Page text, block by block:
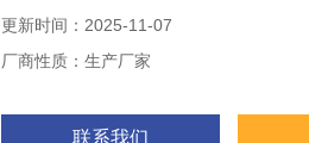
更新时间：2025-11-07
厂商性质：生产厂家
联系我们